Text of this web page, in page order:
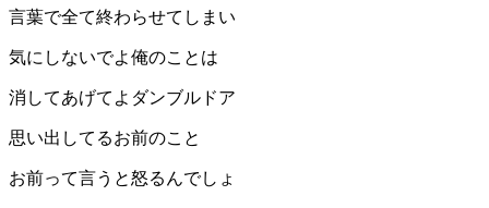
言葉で全て終わらせてしまい
気にしないでよ俺のことは
消してあげてよダンブルドア
思い出してるお前のこと
お前って言うと怒るんでしょ